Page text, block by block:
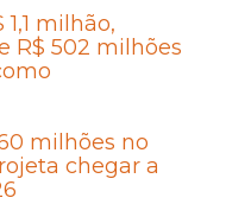
milhão,
R$ 502 milhões
milhões no
chegar a